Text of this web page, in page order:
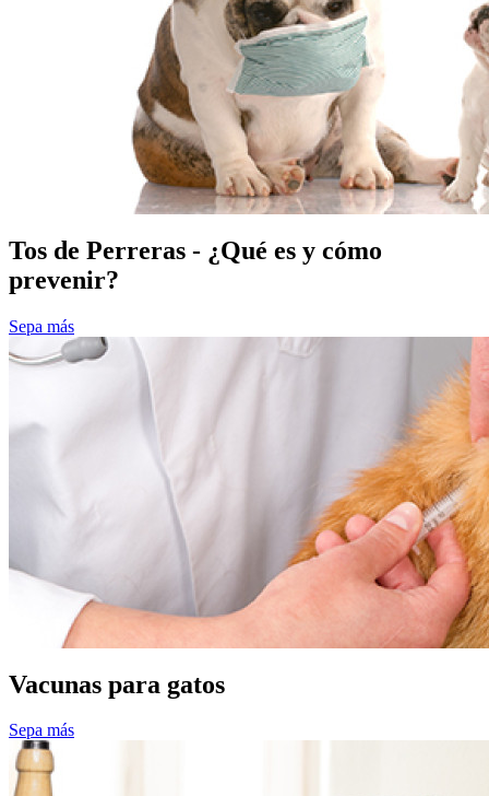
Tos de Perreras - ¿Qué es y cómo
prevenir?
Sepa más
Vacunas para gatos
Sepa más